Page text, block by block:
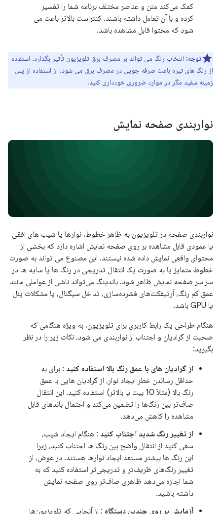
کمک می‌کند متن و عناصر مختلف برنامه شما را تفسیر
کرده و با آن تعامل داشته باشند. کنتراست بالاتر باعث می
شود که محتوا قابل مشاهده باشد.
توجه: انتخاب رنگ می تواند بر مصرف برق تلویزیون تأثیر بگذارد. استفاده
از رنگ های تیره باعث صرفه جویی در مصرف برق می شود. از استفاده از پس
زمینه سفید مگر در موارد ضروری خودداری کنید.
نواربندی صفحه نمایش
نواربندی صفحه در تلویزیون به ظاهر خطوط، نوارها یا شیب های افقی
یا عمودی قابل مشاهده بر روی صفحه نمایش اشاره دارد که بخشی از
محتوای واقعی نمایش داده شده نیستند. این مصنوع می تواند به صورت
خطوط متمایز یا به صورت یک انتقال تدریجی در رنگ ها یا سایه ها در
سراسر صفحه نمایش ظاهر شود. باندینگ می‌تواند ناشی از عواملی مانند
عمق کم رنگ، آرتیفکت‌های فشرده‌سازی، تداخل سیگنال، یا مشکلات پنل
یا GPU باشد.
هنگام طراحی یک رابط کاربری برای تلویزیون، به ویژه هنگامی که
صحبت از گرادیان و اجتناب از نواربندی می شود، نکات زیر را در نظر
بگیرید:
از گرادیان های با عمق رنگ بالا استفاده کنید : برای به
حداقل رساندن خطر ایجاد نوار، از گرادیان هایی با عمق
رنگ بالا (مثلاً 10 بیت یا بالاتر) استفاده کنید. این انتقال
صاف‌تر بین رنگ‌ها را تضمین می‌کند و احتمال باندهای قابل
مشاهده را کاهش می‌دهد.
از تغییر رنگ شدید اجتناب کنید : هنگام ایجاد شیب،
سعی کنید از انتقال واضح بین رنگ ها اجتناب کنید، زیرا
این رنگ ها بیشتر مستعد ایجاد نوارها هستند. در عوض، از
تغییر رنگ‌های ظریف‌تر و تدریجی‌تر استفاده کنید که به
شما اجازه می‌دهد ظاهری صاف‌تر روی صفحه نمایش
داشته باشید.
آزمایش بر روی چندین دستگاه : از آنجایی که تلویزیون‌ها